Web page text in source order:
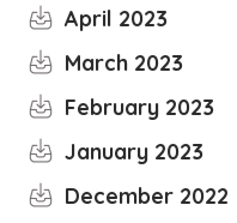
April 2023
March 2023
February 2023
January 2023
December 2022